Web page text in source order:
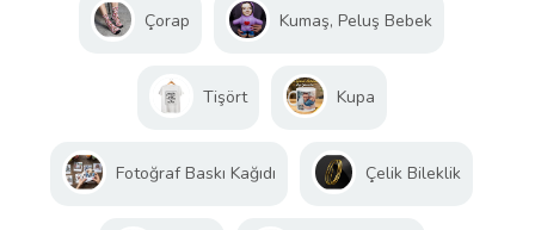
Çorap Kumaş, Peluş Bebek
Tişört Kupa
Fotoğraf Baskı Kağıdı Çelik Bileklik